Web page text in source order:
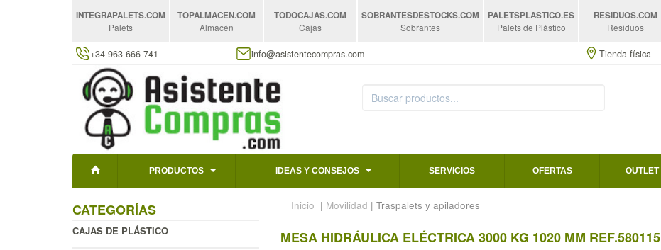
INTEGRAPALETS.COM
Palets
TOPALMACEN.COM
Almacén
TODOCAJAS.COM
Cajas
SOBRANTESDESTOCKS.COM
Sobrantes
PALETSPLASTICO.ES
Palets de Plástico
RESIDUOS.COM
Residuos
+34 963 666 741 info@asistentecompras.com Tienda física
PRODUCTOS IDEAS Y CONSEJOS SERVICIOS OFERTAS OUTLET
CATEGORÍAS
CAJAS DE PLÁSTICO
Inicio | Movilidad | Traspalets y apiladores
MESA HIDRÁULICA ELÉCTRICA 3000 KG 1020 MM REF.580115